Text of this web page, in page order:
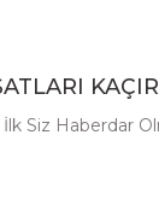
Siz Haberdar